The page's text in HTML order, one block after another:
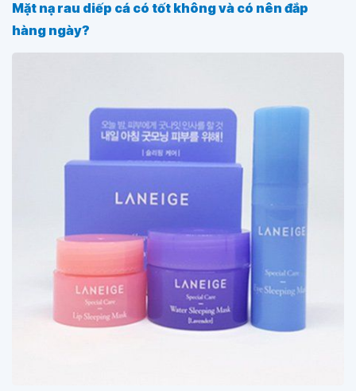
Mặt nạ rau diếp cá có tốt không và có nên đắp
hàng ngày?